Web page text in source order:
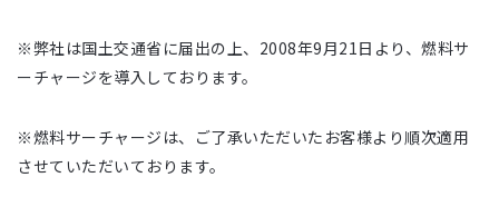
※弊社は国土交通省に届出の上、2008年9月21日より、燃料サ
ーチャージを導入しております。
※燃料サーチャージは、ご了承いただいたお客様より順次適用
させていただいております。